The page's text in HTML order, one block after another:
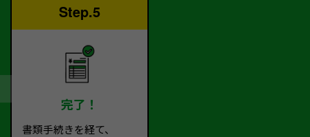
Step.5
完了！
書類手続きを経て、